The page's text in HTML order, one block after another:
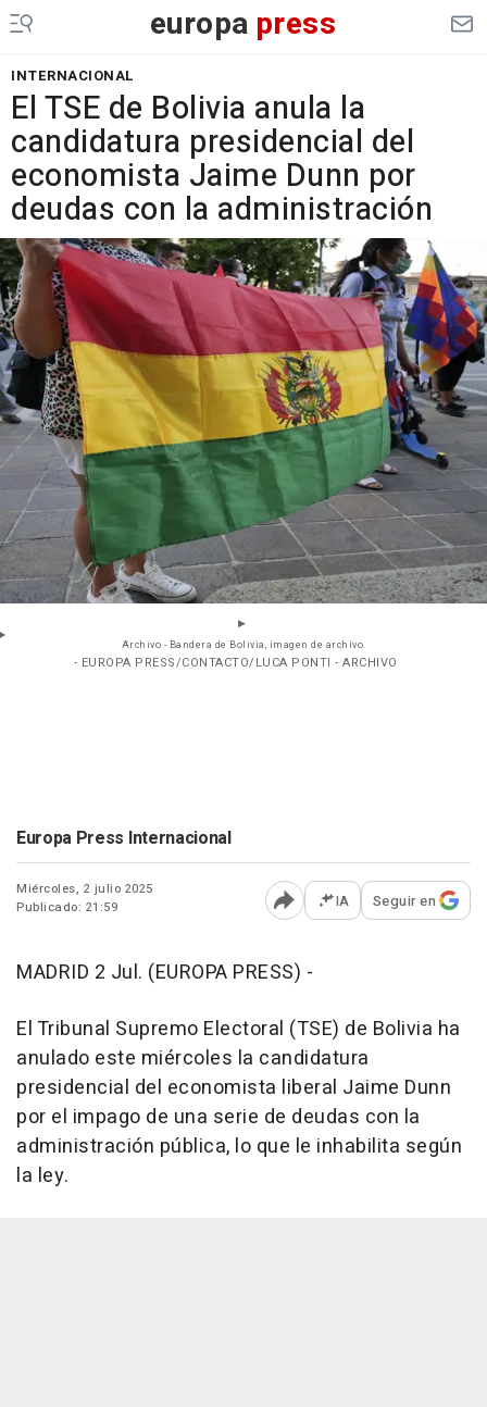
europa press
INTERNACIONAL
El TSE de Bolivia anula la
candidatura presidencial del
economista Jaime Dunn por
deudas con la administración
Archivo - Bandera de Bolivia, imagen de archivo.
- EUROPA PRESS/CONTACTO/LUCA PONTI - ARCHIVO
Europa Press Internacional
Miércoles, 2 julio 2025
Publicado: 21:59
Abrir opciones para
IA Seguir en
MADRID 2 Jul. (EUROPA PRESS) -
El Tribunal Supremo Electoral (TSE) de Bolivia ha
anulado este miércoles la candidatura
presidencial del economista liberal Jaime Dunn
por el impago de una serie de deudas con la
administración pública, lo que le inhabilita según
la ley.